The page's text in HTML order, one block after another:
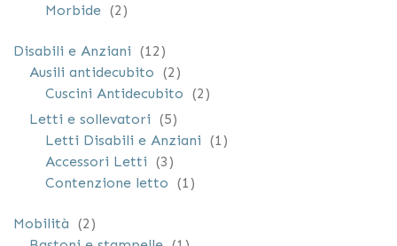
Morbide
2
elementi
Disabili e Anziani 12
elementi
Ausili antidecubito
2
elementi
Cuscini Antidecubito
2
elementi
Letti e sollevatori
5
elementi
Letti Disabili e Anziani
1
elemento
Accessori Letti
3
elementi
Contenzione letto
1
elemento
Mobilità 2
elementi